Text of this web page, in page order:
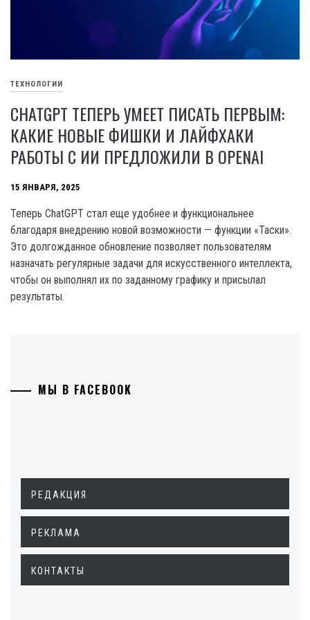
ТЕХНОЛОГИИ
CHATGPT ТЕПЕРЬ УМЕЕТ ПИСАТЬ ПЕРВЫМ:
КАКИЕ НОВЫЕ ФИШКИ И ЛАЙФХАКИ
РАБОТЫ С ИИ ПРЕДЛОЖИЛИ В OPENAI
15 ЯНВАРЯ, 2025
Теперь ChatGPT стал еще удобнее и функциональнее
благодаря внедрению новой возможности — функции «Таски».
Это долгожданное обновление позволяет пользователям
назначать регулярные задачи для искусственного интеллекта,
чтобы он выполнял их по заданному графику и присылал
результаты.
МЫ В FACEBOOK
РЕДАКЦИЯ
РЕКЛАМА
КОНТАКТЫ